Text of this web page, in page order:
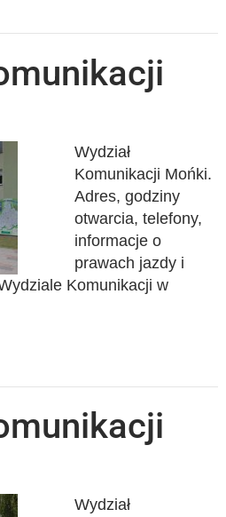
Wydział
Komunikacji Mońki.
Adres, godziny
otwarcia, telefony,
informacje o
prawach jazdy i
Komunikacji w
Wydział